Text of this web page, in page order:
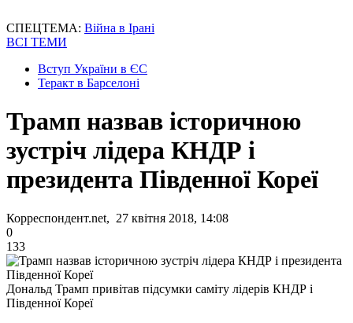
СПЕЦТЕМА: Війна в Ірані
ВСІ ТЕМИ
Вступ України в ЄС
Теракт в Барселоні
Трамп назвав історичною
зустріч лідера КНДР і
президента Південної Кореї
Корреспондент.net, 27 квітня 2018, 14:08
0
133
Дональд Трамп привітав підсумки саміту лідерів КНДР і
Південної Кореї